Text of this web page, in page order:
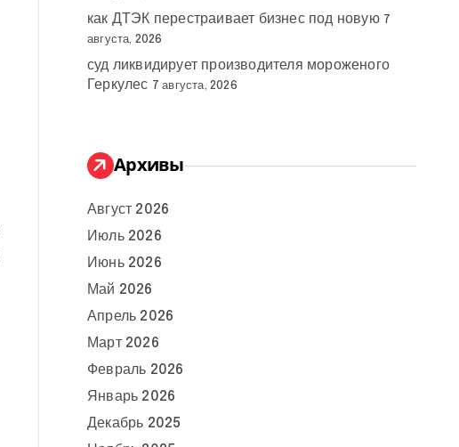
как ДТЭК перестраивает бизнес под новую 7
августа, 2026
суд ликвидирует производителя мороженого
Геркулес 7 августа, 2026
Архивы
Август 2026
Июль 2026
Июнь 2026
Май 2026
Апрель 2026
Март 2026
Февраль 2026
Январь 2026
Декабрь 2025